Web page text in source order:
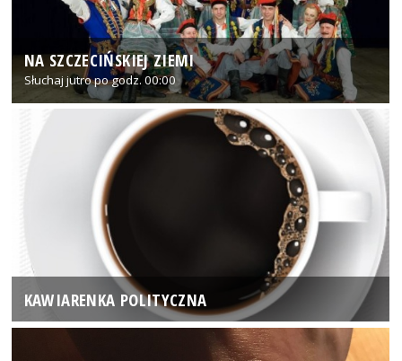
NA SZCZECIŃSKIEJ ZIEMI
Słuchaj jutro po godz. 00:00
KAWIARENKA POLITYCZNA